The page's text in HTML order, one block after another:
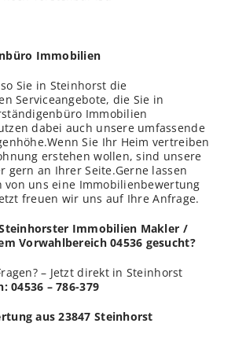
Immobilien
Sie in Steinhorst die
Serviceangebote, die Sie in
Immobilien
dabei auch unsere umfassende
Sie Ihr Heim vertreiben
erstehen wollen, sind unsere
gern an Ihrer Seite.Gerne lassen
von uns eine Immobilienbewertung
freuen wir uns auf Ihre Anfrage.
Immobilien Makler /
Vorwahlbereich 04536 gesucht?
– Jetzt direkt in Steinhorst
04536 – 786-379
aus 23847 Steinhorst